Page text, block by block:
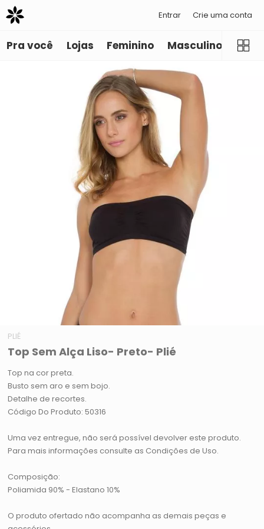
Entrar Crie uma conta
Pra você Lojas Feminino Masculino
PLIÉ
Top Sem Alça Liso- Preto- Plié
Top na cor preta.
Busto sem aro e sem bojo.
Detalhe de recortes.
Código Do Produto: 50316
Uma vez entregue, não será possível devolver este produto.
Para mais informações consulte as Condições de Uso.
Composição:
Poliamida 90% - Elastano 10%
O produto ofertado não acompanha as demais peças e